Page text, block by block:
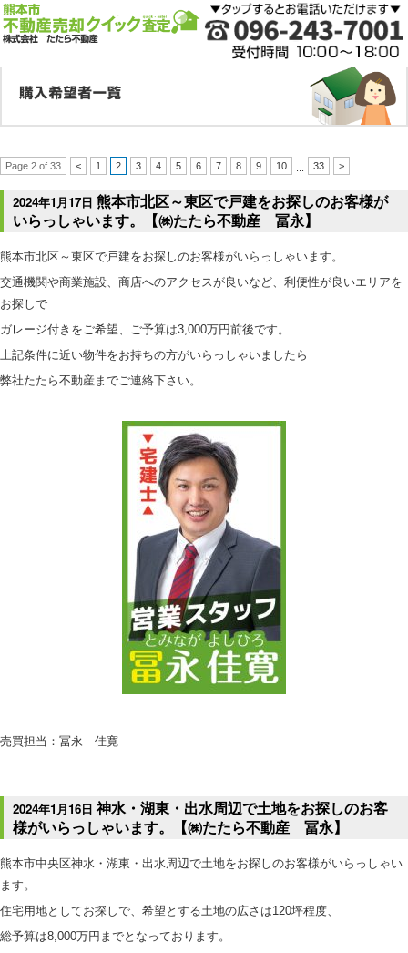
Page 2 of 33 < 1 2 3 4 5 6 7 8 9 10 33 >
2024年1月17日 熊本市北区～東区で戸建をお探しのお客様が
いらっしゃいます。【㈱たたら不動産 冨永】
熊本市北区～東区で戸建をお探しのお客様がいらっしゃいます。
交通機関や商業施設、商店へのアクセスが良いなど、利便性が良いエリアを
お探しで
ガレージ付きをご希望、ご予算は3,000万円前後です。
上記条件に近い物件をお持ちの方がいらっしゃいましたら
弊社たたら不動産までご連絡下さい。
売買担当：冨永 佳寛
2024年1月16日 神水・湖東・出水周辺で土地をお探しのお客
様がいらっしゃいます。【㈱たたら不動産 冨永】
熊本市中央区神水・湖東・出水周辺で土地をお探しのお客様がいらっしゃい
ます。
住宅用地としてお探しで、希望とする土地の広さは120坪程度、
総予算は8,000万円までとなっております。